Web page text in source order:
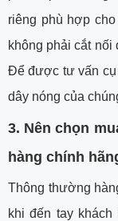
riêng phù hợp
không phải cắt nối
Để được tư vấn cụ
dây nóng của
3. Nên chọn
hàng chính
Thông thường
khi đến tay